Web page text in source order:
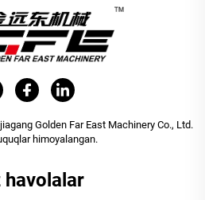
Golden Far East Machinery Co., Ltd.
himoyalangan.
havolalar